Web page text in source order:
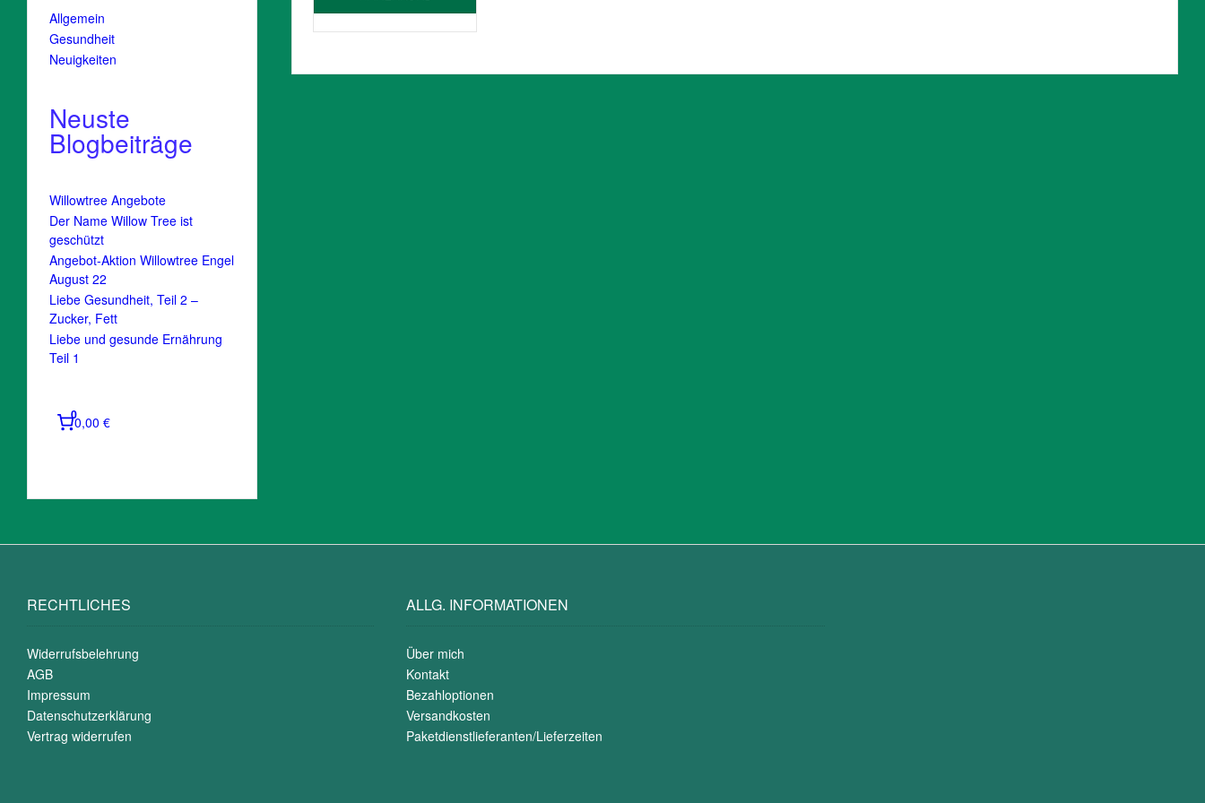
Allgemein
Gesundheit
Neuigkeiten
Neuste
Blogbeiträge
Willowtree Angebote
Der Name Willow Tree ist
geschützt
Angebot-Aktion Willowtree Engel
August 22
Liebe Gesundheit, Teil 2 –
Zucker, Fett
Liebe und gesunde Ernährung
Teil 1
00,00 €
RECHTLICHES
Widerrufsbelehrung
AGB
Impressum
Datenschutzerklärung
Vertrag widerrufen
ALLG. INFORMATIONEN
Über mich
Kontakt
Bezahloptionen
Versandkosten
Paketdienstlieferanten/Lieferzeiten